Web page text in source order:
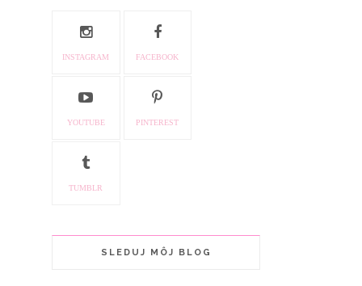
INSTAGRAM FACEBOOK
YOUTUBE PINTEREST
TUMBLR
SLEDUJ MÔJ BLOG